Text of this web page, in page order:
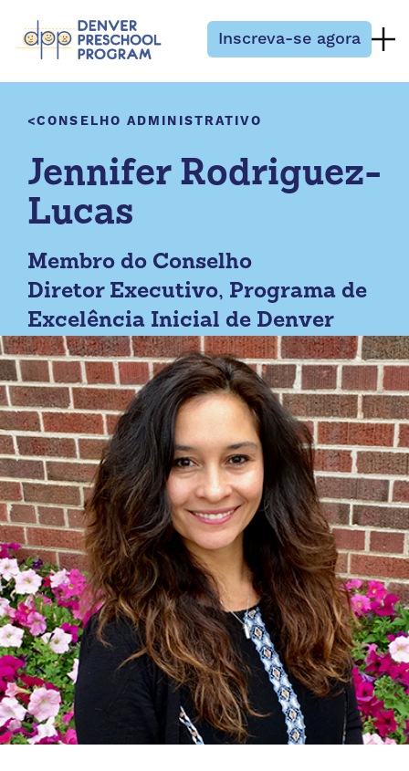
Inscreva-se agora
CONSELHO ADMINISTRATIVO
Jennifer Rodriguez-
Lucas
Membro do Conselho
Diretor Executivo, Programa de
Excelência Inicial de Denver